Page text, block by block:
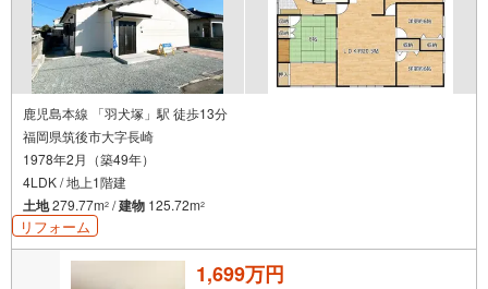
鹿児島本線 「羽犬塚」駅 徒歩13分
福岡県筑後市大字長崎
1978年2月（築49年）
4LDK / 地上1階建
土地279.77m2 /建物 125.72m2
リフォーム
1,699万円